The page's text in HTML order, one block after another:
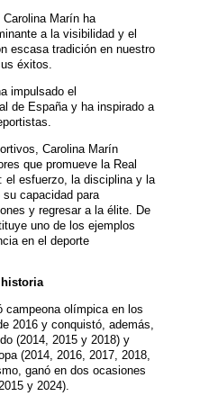
Carolina Marín ha
a la visibilidad y el
escasa tradición en nuestro
éxitos.
impulsado el
de España y ha inspirado a
Carolina Marín
que promueve la Real
el esfuerzo, la disciplina y la
capacidad para
y regresar a la élite. De
uno de los ejemplos
en el deporte
campeona olímpica en los
2016 y conquistó, además,
(2014, 2015 y 2018) y
(2014, 2016, 2017, 2018,
ganó en dos ocasiones
y 2024).